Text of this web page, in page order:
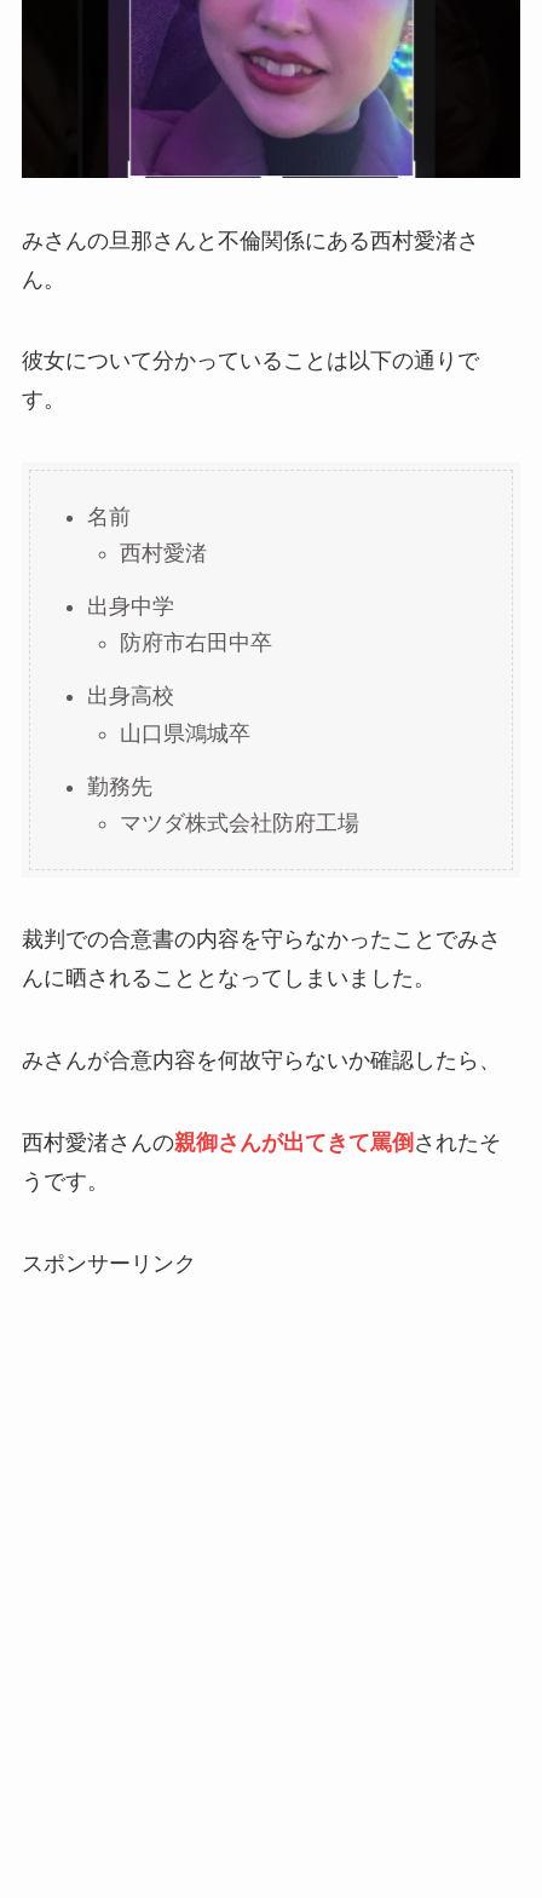
みさんの旦那さんと不倫関係にある西村愛渚さ
ん。
彼女について分かっていることは以下の通りで
す。
名前
西村愛渚
出身中学
防府市右田中卒
出身高校
山口県鴻城卒
勤務先
マツダ株式会社防府工場
裁判での合意書の内容を守らなかったことでみさ
んに晒されることとなってしまいました。
みさんが合意内容を何故守らないか確認したら、
西村愛渚さんの親御さんが出てきて罵倒 されたそ
うです。
スポンサーリンク